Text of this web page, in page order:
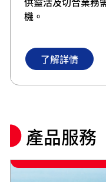
機。
了解詳情
產品服務